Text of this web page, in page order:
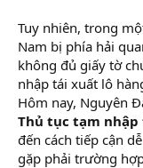
Tuy nhiên, trong
Nam bị phía hải
không đủ giấy tờ
nhập tái xuất lô
Hôm nay, Nguyên
Thủ tục tạm
đến cách tiếp cận
gặp phải trường